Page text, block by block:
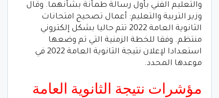
والتعليم الفني بأول رسالة طمأنة بشأنهما. وقال
وزير التربية والتعليم: أعمال تصحيح امتحانات
الثانوية العامة 2022 تتم حاليا بشكل إلكتروني
منتظم. وفقا للخطة الزمنية التي تم وضعها
استعدادا لإعلان نتيجة الثانوية العامة 2022 في
موعدها المحدد.
مؤشرات نتيجة الثانوية العامة